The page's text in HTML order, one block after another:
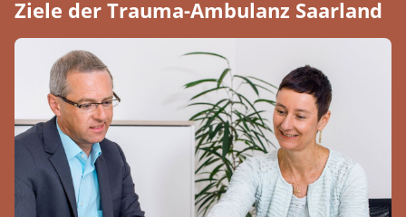
Ziele der Trauma-Ambulanz Saarland